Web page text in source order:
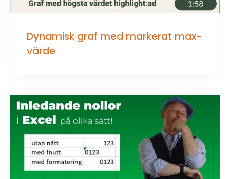
Dynamisk graf med markerat max-
värde